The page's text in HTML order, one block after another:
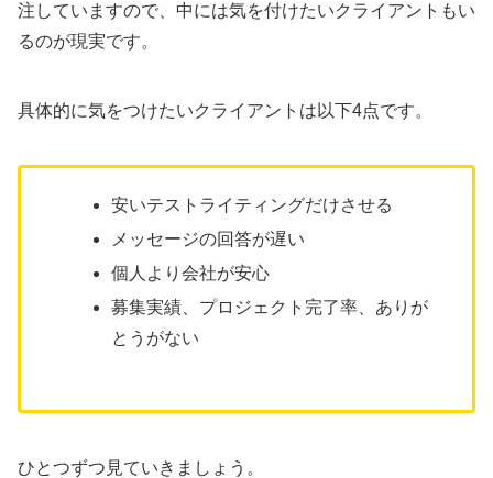
注していますので、中には気を付けたいクライアントもい
るのが現実です。
具体的に気をつけたいクライアントは以下4点です。
安いテストライティングだけさせる
メッセージの回答が遅い
個人より会社が安心
募集実績、プロジェクト完了率、ありが
とうがない
ひとつずつ見ていきましょう。